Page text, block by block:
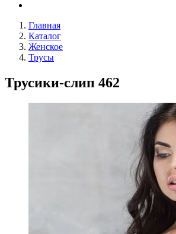
Главная
Каталог
Женское
Трусы
Трусики-слип 462